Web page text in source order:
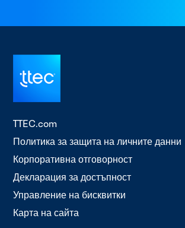
TTEC.com
Политика за защита на личните данни
Корпоративна отговорност
Декларация за достъпност
Управление на бисквитки
Карта на сайта